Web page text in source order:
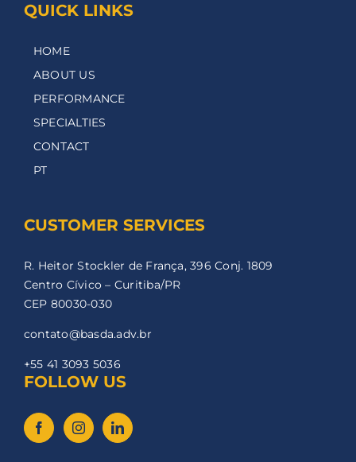
QUICK LINKS
HOME
ABOUT US
PERFORMANCE
SPECIALTIES
CONTACT
PT
CUSTOMER SERVICES
R. Heitor Stockler de França, 396 Conj. 1809
Centro Cívico – Curitiba/PR
CEP 80030-030
contato@basda.adv.br
+55 41 3093 5036
FOLLOW US